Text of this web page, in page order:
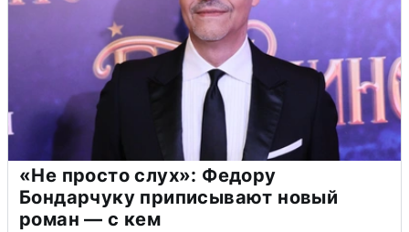
«Не просто слух»: Федору
Бондарчуку приписывают новый
роман — с кем